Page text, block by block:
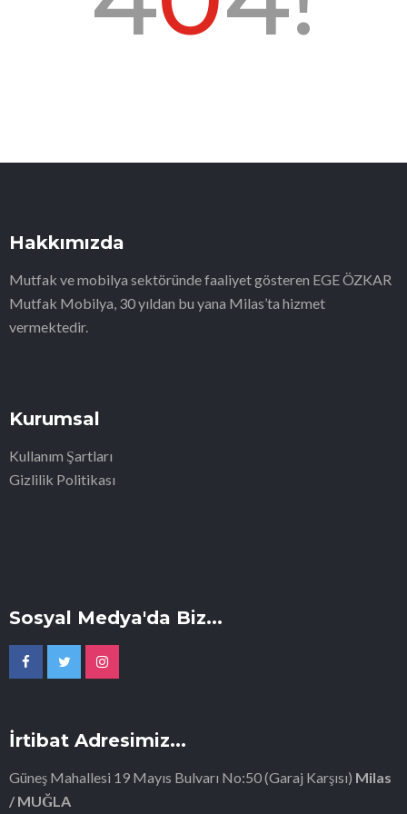
Hakkımızda
Mutfak ve mobilya sektöründe faaliyet gösteren EGE ÖZKAR
Mutfak Mobilya, 30 yıldan bu yana Milas’ta hizmet
vermektedir.
Kurumsal
Kullanım Şartları
Gizlilik Politikası
Sosyal Medya'da Biz...
İrtibat Adresimiz...
Güneş Mahallesi 19 Mayıs Bulvarı No:50 (Garaj Karşısı) Milas
/ MUĞLA